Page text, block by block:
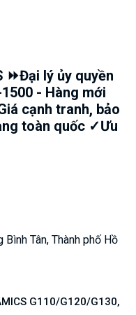
⏩Đại lý ủy quyền
- Hàng mới
cạnh tranh, bảo
toàn quốc ✓Ưu
Tân, Thành phố Hồ
G110/G120/G130,